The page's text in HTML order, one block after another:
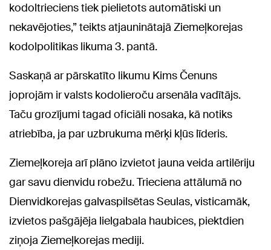
kodoltrieciens tiek pielietots automātiski un
nekavējoties,” teikts atjauninātajā Ziemeļkorejas
kodolpolitikas likuma 3. pantā.
Saskaņā ar pārskatīto likumu Kims Čenuns
joprojām ir valsts kodolieroču arsenāla vadītājs.
Taču grozījumi tagad oficiāli nosaka, kā notiks
atriebība, ja par uzbrukuma mērķi kļūs līderis.
Ziemeļkoreja arī plāno izvietot jauna veida artilēriju
gar savu dienvidu robežu. Trieciena attālumā no
Dienvidkorejas galvaspilsētas Seulas, visticamāk,
izvietos pašgājēja lielgabala haubices, piektdien
ziņoja Ziemeļkorejas mediji.